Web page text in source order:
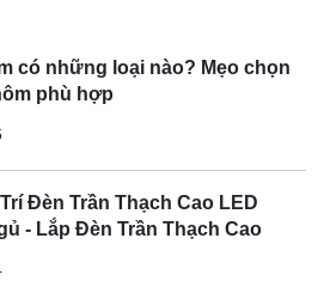
có những loại nào? Mẹo chọn
phù hợp
Đèn Trần Thạch Cao LED
- Lắp Đèn Trần Thạch Cao